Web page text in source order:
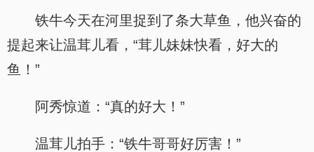
铁牛今天在河里捉到了条大草鱼，他兴奋的
提起来让温茸儿看，“茸儿妹妹快看，好大的
鱼！”
阿秀惊道：“真的好大！”
温茸儿拍手：“铁牛哥哥好厉害！”